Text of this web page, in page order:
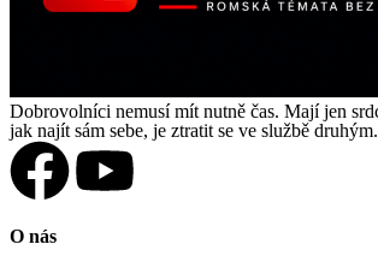
Dobrovolníci nemusí mít nutně čas. Mají jen
jak najít sám sebe, je ztratit se ve službě druhým.
O nás